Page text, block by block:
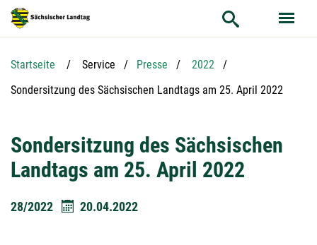
Hauptnavigation
Hauptinhalt
Service
Startseite Service Presse
2022
Aktuelle Seite:
Sondersitzung des Sächsischen Landtags am 25. April 2022
Sondersitzung des Sächsischen
Landtags am 25. April 2022
28/2022 20.04.2022